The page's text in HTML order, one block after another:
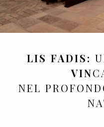
LIS FADIS:
VIN
NEL